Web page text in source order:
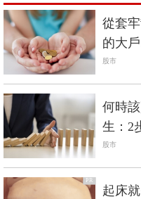
從套
的大
法」
股市
何時
生：2
股市
PR
起床